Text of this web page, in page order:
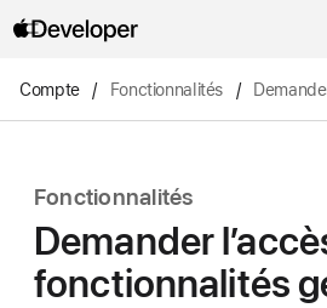
Compte / Fonctionnalités / Demandes de
Fonctionnalités
Demander
fonctionnalités